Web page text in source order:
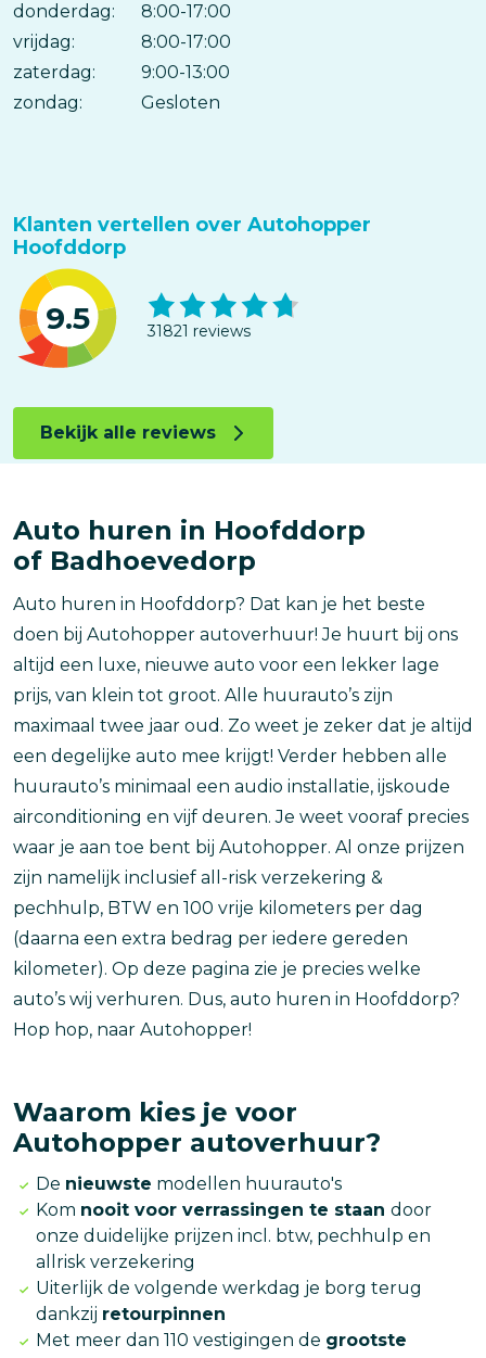
donderdag:
8:00-17:00
vrijdag:
8:00-17:00
zaterdag:
9:00-13:00
zondag:
Gesloten
Klanten vertellen over Autohopper
Hoofddorp
9.5 31821 reviews
Bekijk alle reviews
Auto huren in Hoofddorp
of Badhoevedorp
Auto huren in Hoofddorp? Dat kan je het beste
doen bij Autohopper autoverhuur! Je huurt bij ons
altijd een luxe, nieuwe auto voor een lekker lage
prijs, van klein tot groot. Alle huurauto’s zijn
maximaal twee jaar oud. Zo weet je zeker dat je altijd
een degelijke auto mee krijgt! Verder hebben alle
huurauto’s minimaal een audio installatie, ijskoude
airconditioning en vijf deuren. Je weet vooraf precies
waar je aan toe bent bij Autohopper. Al onze prijzen
zijn namelijk inclusief all-risk verzekering &
pechhulp, BTW en 100 vrije kilometers per dag
(daarna een extra bedrag per iedere gereden
kilometer). Op deze pagina zie je precies welke
auto’s wij verhuren. Dus, auto huren in Hoofddorp?
Hop hop, naar Autohopper!
Waarom kies je voor
Autohopper autoverhuur?
De nieuwste modellen huurauto's
Kom nooit voor verrassingen te staan door
onze duidelijke prijzen incl. btw, pechhulp en
allrisk verzekering
Uiterlijk de volgende werkdag je borg terug
dankzij retourpinnen
Met meer dan 110 vestigingen de grootste